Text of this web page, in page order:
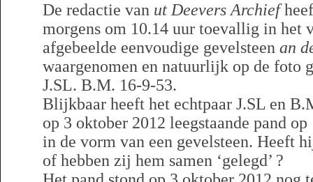
De redactie van ut Deevers Archief
morgens om 10.14 uur toevallig in het
afgebeelde eenvoudige gevelsteen an
waargenomen en natuurlijk op de foto
J.SL. B.M. 16-9-53.
Blijkbaar heeft het echtpaar J.SL en
op 3 oktober 2012 leegstaande pand op
in de vorm van een gevelsteen. Heeft
of hebben zij hem samen ‘gelegd’ ?